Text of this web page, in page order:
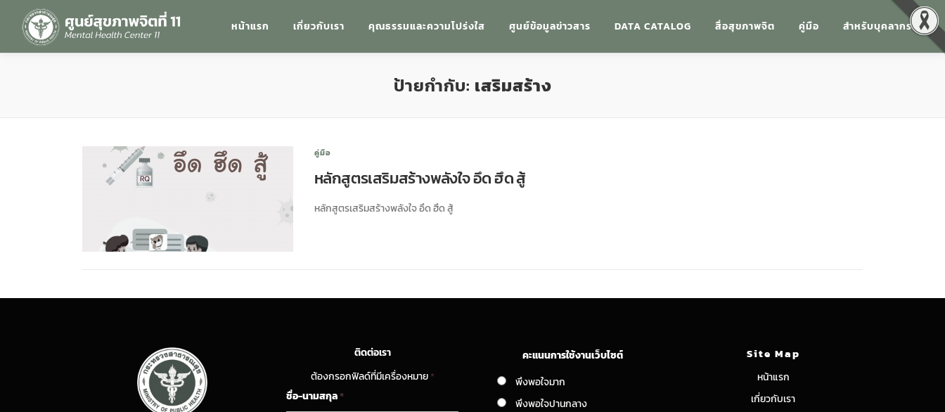
หน้าแรก เกี่ยวกับเรา คุณธรรมและความโปร่งใส ศูนย์ข้อมูลข่าวสาร DATA CATALOG สื่อสุขภาพจิต คู่มือ สำหรับบุคลากร
ป้ายกำกับ: เสริมสร้าง
คู่มือ
หลักสูตรเสริมสร้างพลังใจ อึด ฮึด สู้
หลักสูตรเสริมสร้างพลังใจ อึด ฮึด สู้
ติดต่อเรา
ต้องกรอกฟิลด์ที่มีเครื่องหมาย*
ชื่อ-นามสกุล*
คะแนนการใช้งานเว็บไซต์
พึงพอใจมาก
พึงพอใจปานกลาง
Site Map
หน้าแรก
เกี่ยวกับเรา